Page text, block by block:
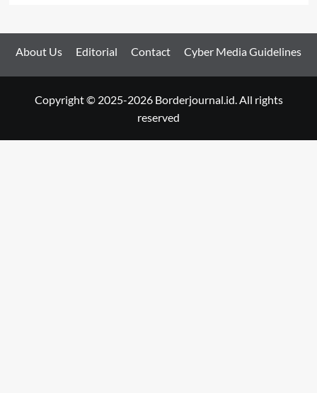
About Us Editorial Contact Cyber Media Guidelines
Copyright © 2025-2026 Borderjournal.id. All rights
reserved